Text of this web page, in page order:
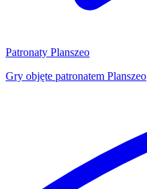
Patronaty Planszeo
Gry objęte patronatem Planszeo